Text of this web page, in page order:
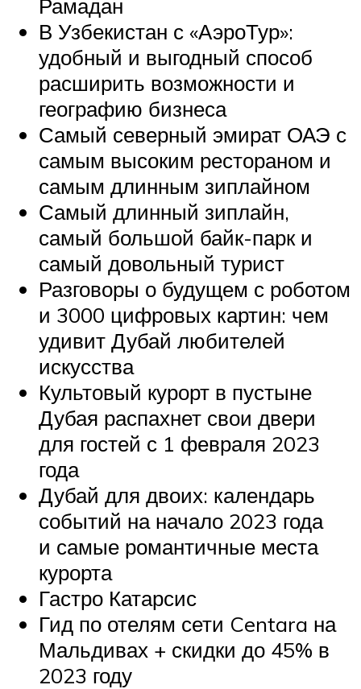
Рамадан
В Узбекистан с «АэроТур»:
удобный и выгодный способ
расширить возможности и
географию бизнеса
Самый северный эмират ОАЭ с
самым высоким рестораном и
самым длинным зиплайном
Самый длинный зиплайн,
самый большой байк-парк и
самый довольный турист
Разговоры о будущем с роботом
и 3000 цифровых картин: чем
удивит Дубай любителей
искусства
Культовый курорт в пустыне
Дубая распахнет свои двери
для гостей с 1 февраля 2023
года
Дубай для двоих: календарь
событий на начало 2023 года
и самые романтичные места
курорта
Гастро Катарсис
Гид по отелям сети Centara на
Мальдивах + скидки до 45% в
2023 году